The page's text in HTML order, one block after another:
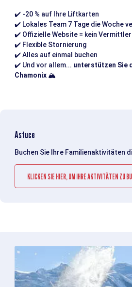
✔️ -20 % auf Ihre Liftkarten
✔️ Lokales Team 7 Tage die Woche
✔️ Offizielle Website = kein Vermittler
✔️ Flexible Stornierung
✔️Alles auf einmal buchen
✔️ Und vor allem... unterstützen Sie
Chamonix 🏔️
Astuce
Buchen Sie Ihre Familienaktivitäten
KLICKEN SIE HIER, UM IHRE AKTIVITÄTEN ZU